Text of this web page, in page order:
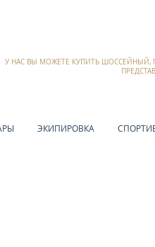
У НАС ВЫ МОЖЕТЕ КУПИТЬ ШОССЕЙНЫЙ,
ЭКИПИРОВКА